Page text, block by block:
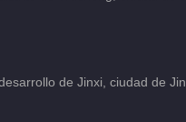
de Jinxi, ciudad de